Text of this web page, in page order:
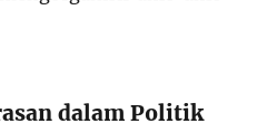
dalam Politik